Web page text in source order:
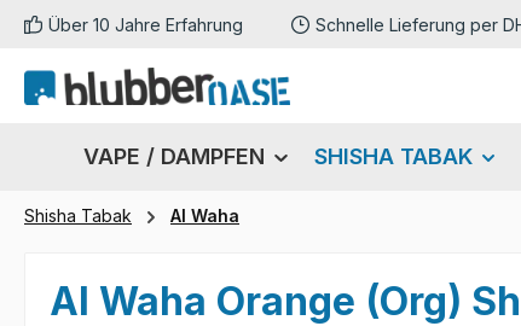
Hauptinhalt springen
Zur Suche springen
Zur Hauptnavigation springen
Über 10 Jahre Erfahrung Schnelle Lieferung per
VAPE / DAMPFEN SHISHA TABAK
Shisha Tabak Al Waha
Al Waha Orange (Org)